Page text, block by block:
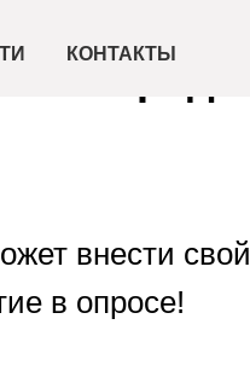
КОНТАКТЫ
внести свой
в опросе!